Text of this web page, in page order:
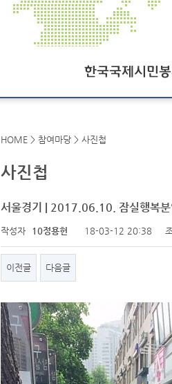
연혁
조직도
HOME > 참여마당 > 사진첩
사진첩
서울경기 | 2017.06.10. 잠실행복분
작성자 10정용헌 18-03-12 20:38
이전글 다음글